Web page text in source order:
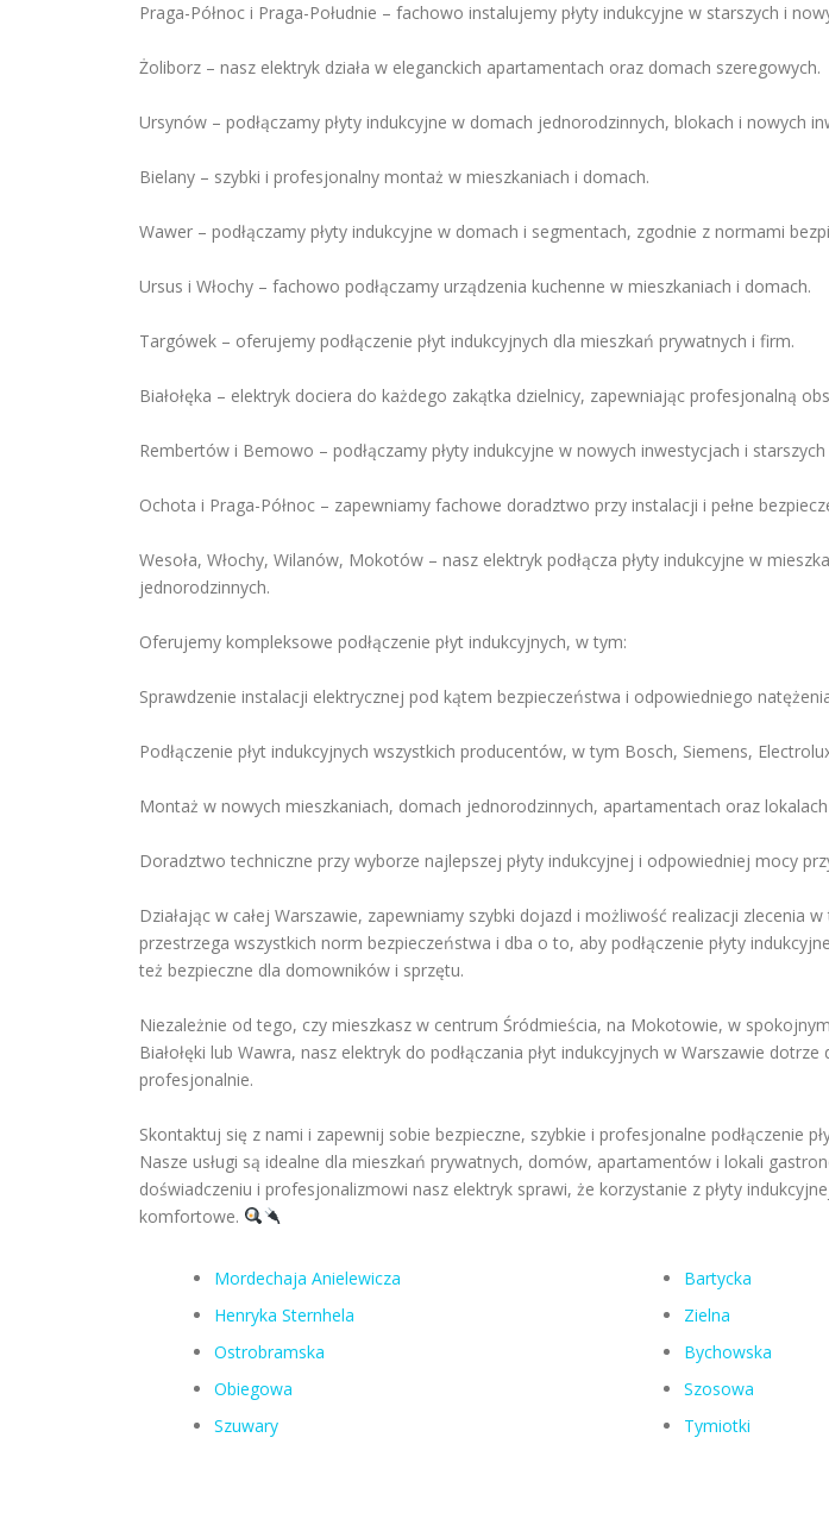
Praga-Północ i Praga-Południe – fachowo instalujemy płyty indukcyjne w starszych i
Żoliborz – nasz elektryk działa w eleganckich apartamentach oraz domach szeregowych.
Ursynów – podłączamy płyty indukcyjne w domach jednorodzinnych, blokach i nowych
Bielany – szybki i profesjonalny montaż w mieszkaniach i domach.
Wawer – podłączamy płyty indukcyjne w domach i segmentach, zgodnie z normami
Ursus i Włochy – fachowo podłączamy urządzenia kuchenne w mieszkaniach i domach.
Targówek – oferujemy podłączenie płyt indukcyjnych dla mieszkań prywatnych i firm.
Białołęka – elektryk dociera do każdego zakątka dzielnicy, zapewniając profesjonalną
Rembertów i Bemowo – podłączamy płyty indukcyjne w nowych inwestycjach i starszych
Ochota i Praga-Północ – zapewniamy fachowe doradztwo przy instalacji i pełne
Wesoła, Włochy, Wilanów, Mokotów – nasz elektryk podłącza płyty indukcyjne w
jednorodzinnych.
Oferujemy kompleksowe podłączenie płyt indukcyjnych, w tym:
Sprawdzenie instalacji elektrycznej pod kątem bezpieczeństwa i odpowiedniego
Podłączenie płyt indukcyjnych wszystkich producentów, w tym Bosch, Siemens,
Montaż w nowych mieszkaniach, domach jednorodzinnych, apartamentach oraz lokalach
Doradztwo techniczne przy wyborze najlepszej płyty indukcyjnej i odpowiedniej mocy
Działając w całej Warszawie, zapewniamy szybki dojazd i możliwość realizacji zlecenia
przestrzega wszystkich norm bezpieczeństwa i dba o to, aby podłączenie płyty
też bezpieczne dla domowników i sprzętu.
Niezależnie od tego, czy mieszkasz w centrum Śródmieścia, na Mokotowie, w
Białołęki lub Wawra, nasz elektryk do podłączania płyt indukcyjnych w Warszawie dotrze
profesjonalnie.
Skontaktuj się z nami i zapewnij sobie bezpieczne, szybkie i profesjonalne podłączenie
Nasze usługi są idealne dla mieszkań prywatnych, domów, apartamentów i lokali
doświadczeniu i profesjonalizmowi nasz elektryk sprawi, że korzystanie z płyty
komfortowe.
Mordechaja Anielewicza
Henryka Sternhela
Ostrobramska
Obiegowa
Szuwary
Bartycka
Zielna
Bychowska
Szosowa
Tymiotki